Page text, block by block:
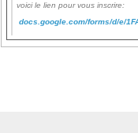
voici le lien pour vous inscrire:
docs.google.com/forms/d/e/